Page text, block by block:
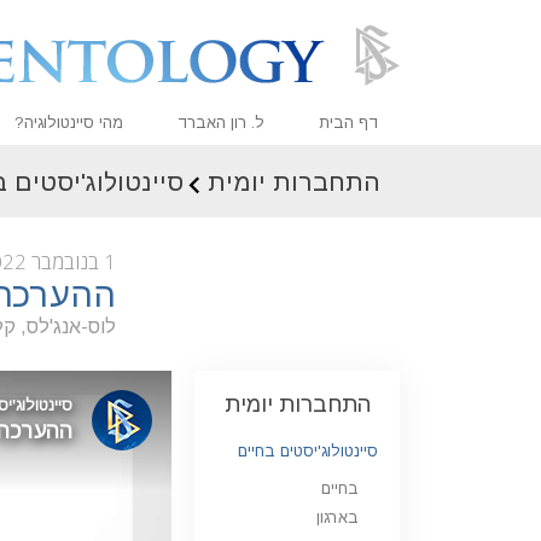
דף הבית ל. רון האברד מהי סיינטולוגיה?
אמונות ועיסוק
מה סיינטולוגים
פגוש סיינטולוג
העקרונות הבסיסיים
מבוא לדיאנטיקה
התחברות יומית סיינטולוג'יסטים
1 בנובמבר 2022
לוס-אנג'לס,
התחברות יומית
סיינטולוג'יסטים בחיים
בחיים
בארגון